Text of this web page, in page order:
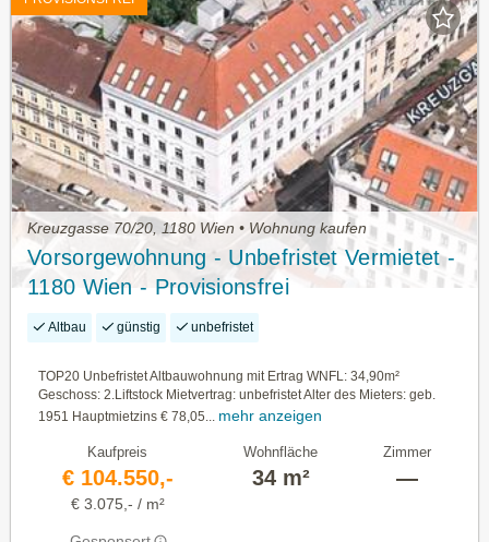
Kreuzgasse 70/20, 1180 Wien • Wohnung kaufen
Vorsorgewohnung - Unbefristet Vermietet -
1180 Wien - Provisionsfrei
Altbau günstig unbefristet
TOP20 Unbefristet Altbauwohnung mit Ertrag WNFL: 34,90m²
Geschoss: 2.Liftstock Mietvertrag: unbefristet Alter des Mieters: geb.
1951 Hauptmietzins € 78,05... mehr anzeigen
Kaufpreis
€ 104.550,-
€ 3.075,- / m²
Wohnfläche
34 m²
Zimmer
—